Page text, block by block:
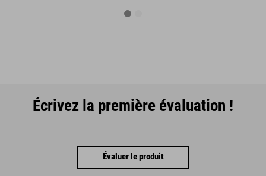
Écrivez la première évaluation !
Évaluer le produit